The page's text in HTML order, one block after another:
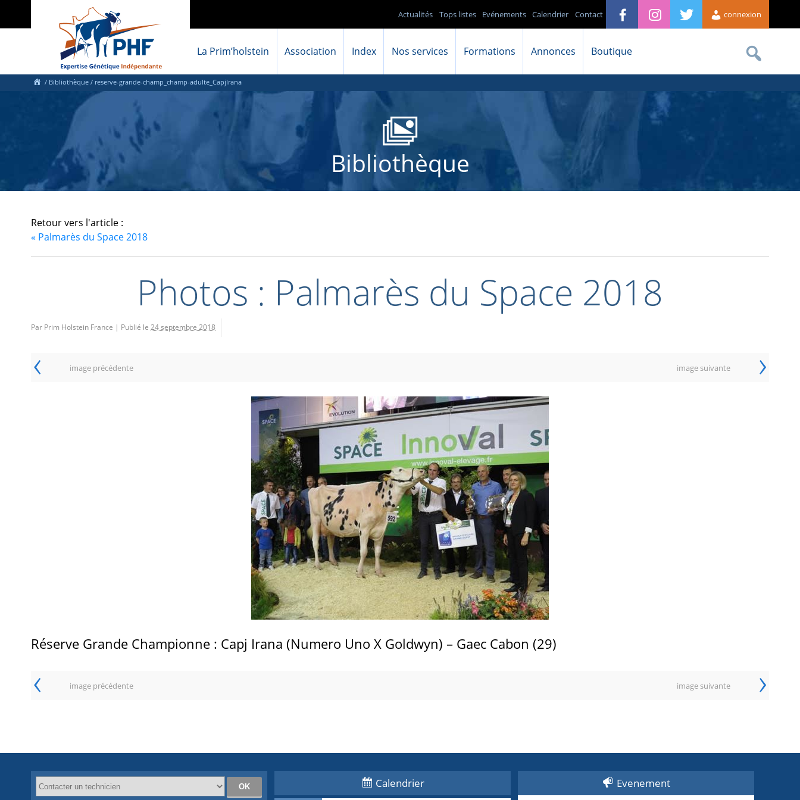
connexion
Contact
Calendrier
Evénements
Tops listes
Actualités
La Prim’holstein Association Index Nos services Formations Annonces Boutique
/ Bibliothèque / reserve-grande-champ_champ-adulte_CapjIrana
Bibliothèque
Retour vers l'article :
« Palmarès du Space 2018
Photos : Palmarès du Space 2018
Par Prim Holstein France | Publié le 24 septembre 2018
‹ image précédente image suivante ›
Réserve Grande Championne : Capj Irana (Numero Uno X Goldwyn) – Gaec Cabon (29)
‹ image précédente image suivante ›
Calendrier Evenement